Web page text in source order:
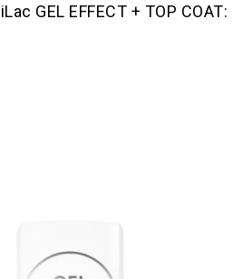
GEL EFFECT + TOP